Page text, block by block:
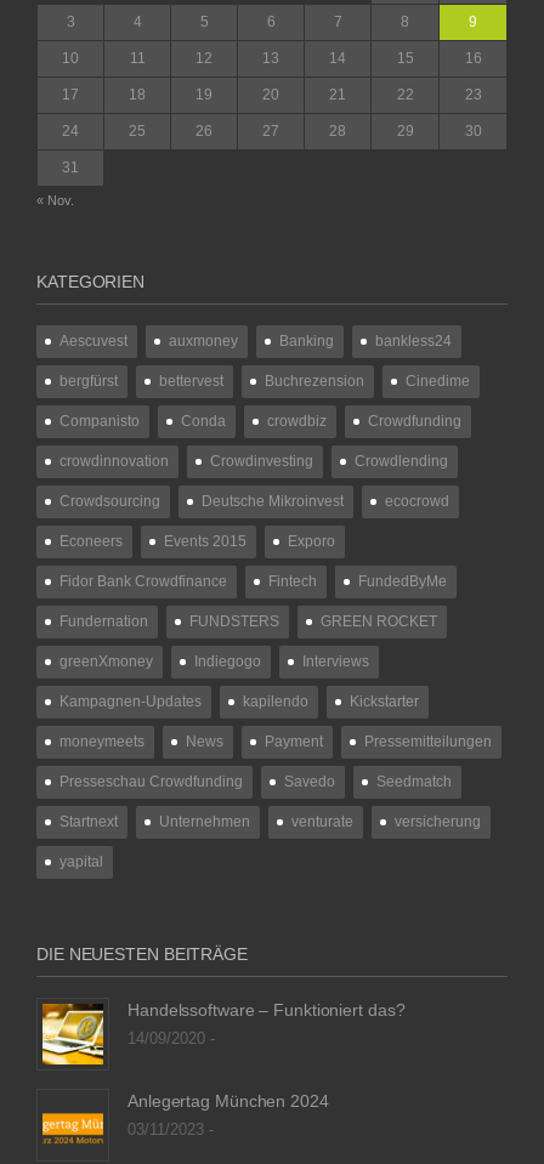
3 4 5 6 7 8 9
10 11 12 13 14 15 16
17 18 19 20 21 22 23
24 25 26 27 28 29 30
31
« Nov.
KATEGORIEN
Aescuvest auxmoney Banking bankless24
bergfürst bettervest Buchrezension Cinedime
Companisto Conda crowdbiz Crowdfunding
crowdinnovation Crowdinvesting Crowdlending
Crowdsourcing Deutsche Mikroinvest ecocrowd
Econeers Events 2015 Exporo
Fidor Bank Crowdfinance Fintech FundedByMe
Fundernation FUNDSTERS GREEN ROCKET
greenXmoney Indiegogo Interviews
Kampagnen-Updates kapilendo Kickstarter
moneymeets News Payment Pressemitteilungen
Presseschau Crowdfunding Savedo Seedmatch
Startnext Unternehmen venturate versicherung
yapital
DIE NEUESTEN BEITRÄGE
Handelssoftware – Funktioniert das?
14/09/2020 -
Anlegertag München 2024
03/11/2023 -